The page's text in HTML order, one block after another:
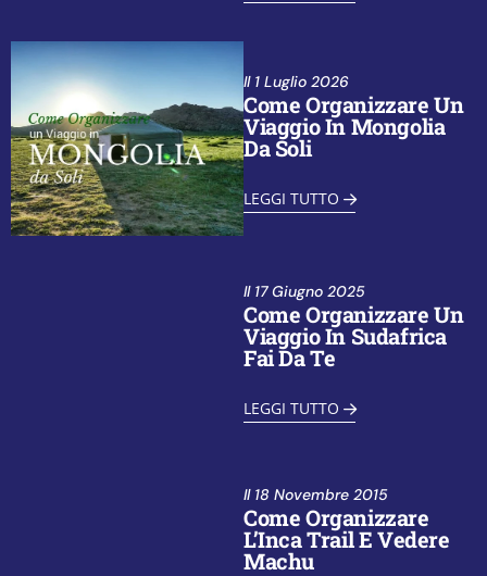
Il1 Luglio 2026
Come Organizzare Un
Viaggio In Mongolia
Da Soli
LEGGI TUTTO
Il17 Giugno 2025
Come Organizzare Un
Viaggio In Sudafrica
Fai Da Te
LEGGI TUTTO
Il18 Novembre 2015
Come Organizzare
L’Inca Trail E Vedere
Machu